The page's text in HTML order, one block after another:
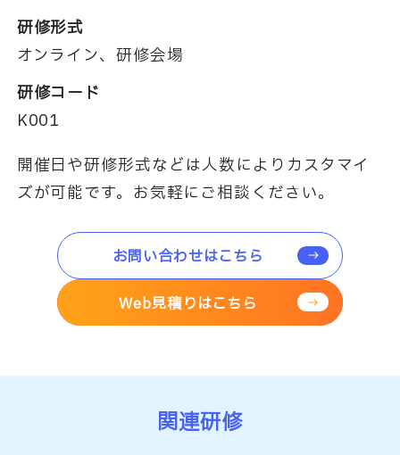
研修形式
オンライン、研修会場
研修コード
K001
開催日や研修形式などは人数によりカスタマイ
ズが可能です。お気軽にご相談ください。
お問い合わせはこちら
Web見積りはこちら
関連研修